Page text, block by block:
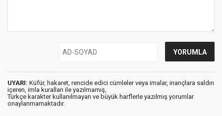
UYARI: Küfür, hakaret, rencide edici cümleler veya imalar, inançlara saldırı
içeren, imla kuralları ile yazılmamış,
Türkçe karakter kullanılmayan ve büyük harflerle yazılmış yorumlar
onaylanmamaktadır.